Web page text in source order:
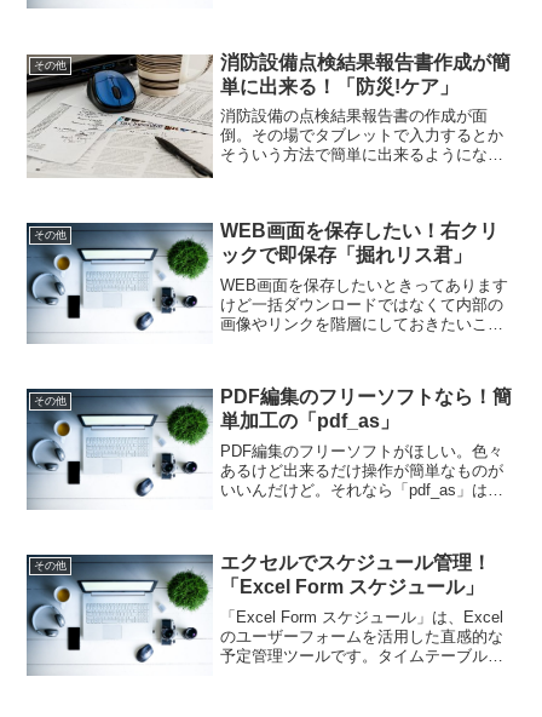
プの生理がやりやすくなりますよ！
その他
消防設備点検結果報告書作成が簡
単に出来る！「防災!ケア」
消防設備の点検結果報告書の作成が面
倒。その場でタブレットで入力するとか
そういう方法で簡単に出来るようになっ
検結果報告書が簡単になりますよ！
その他
WEB画面を保存したい！右クリ
ックで即保存「掘れリス君」
WEB画面を保存したいときってあります
けど一括ダウンロードではなくて内部の
画像やリンクを階層にしておきたいこと
クリックで簡単に出来ますよ！
その他
PDF編集のフリーソフトなら！簡
単加工の「pdf_as」
PDF編集のフリーソフトがほしい。色々
あるけど出来るだけ操作が簡単なものが
いいんだけど。それなら「pdf_as」はい
トとして便利ですよ！
その他
エクセルでスケジュール管理！
「Excel Form スケジュール」
「Excel Form スケジュール」は、Excel
のユーザーフォームを活用した直感的な
予定管理ツールです。タイムテーブル表